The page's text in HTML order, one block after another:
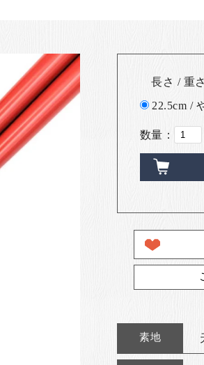
長さ / 重
22.5cm /
数量：
素地